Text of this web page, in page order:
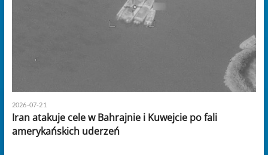
2026-07-21
Iran atakuje cele w Bahrajnie i Kuwejcie po fali
amerykańskich uderzeń